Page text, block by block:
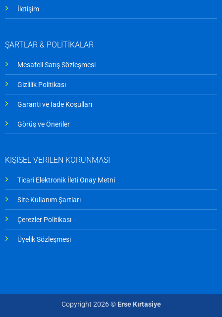
İletişim
ŞARTLAR & POLİTİKALAR
Mesafeli Satış Sözleşmesi
Gizlilik Politikası
Garanti ve İade Koşulları
Görüş ve Öneriler
KİŞİSEL VERİLEN KORUNMASI
Ticari Elektronik İleti Onay Metni
Site Kullanım Şartları
Çerezler Politikası
Üyelik Sözleşmesi
Copyright 2026 © Erse Kırtasiye